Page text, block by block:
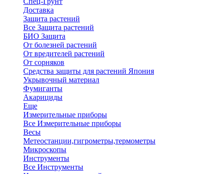
Доставка
Защита растений
Все Защита растений
БИО Защита
От болезней растений
От вредителей растений
От сорняков
Средства защиты для растений Япония
Укрывочный материал
Фумиганты
Акарициды
Еще
Измерительные приборы
Все Измерительные приборы
Весы
Метеостанции,гигрометры,термометры
Микроскопы
Инструменты
Все Инструменты